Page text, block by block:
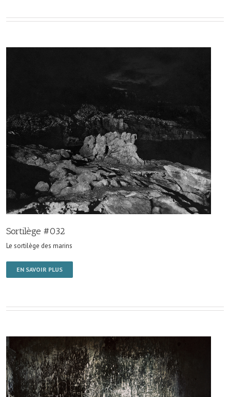
Sortilège #032
Le sortilège des marins
EN SAVOIR PLUS